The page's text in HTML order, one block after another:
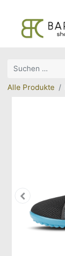
Alle Produkte